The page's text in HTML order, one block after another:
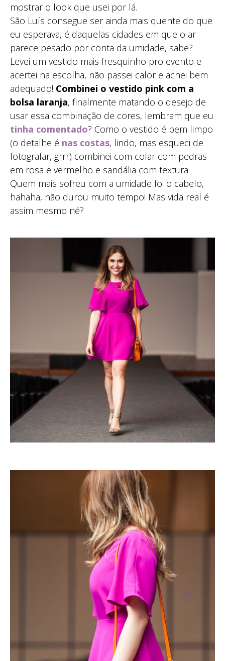
mostrar o look que usei por lá.
São Luís consegue ser ainda mais quente do que
eu esperava, é daquelas cidades em que o ar
parece pesado por conta da umidade, sabe?
Levei um vestido mais fresquinho pro evento e
acertei na escolha, não passei calor e achei bem
adequado! Combinei o vestido pink com a
bolsa laranja, finalmente matando o desejo de
usar essa combinação de cores, lembram que eu
tinha comentado? Como o vestido é bem limpo
(o detalhe é nas costas, lindo, mas esqueci de
fotografar, grrr) combinei com colar com pedras
em rosa e vermelho e sandália com textura.
Quem mais sofreu com a umidade foi o cabelo,
hahaha, não durou muito tempo! Mas vida real é
assim mesmo né?